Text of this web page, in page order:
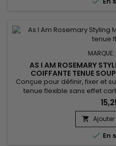
MARQUE:
AS I AM ROSEMARY
COIFFANTE TENUE
Conçue pour définir, fixer et
tenue flexible sans effet
infusée au romarin est
frisés ou texturés. Elle
laisse les boucles rebondies,
huile de romarin,

 En